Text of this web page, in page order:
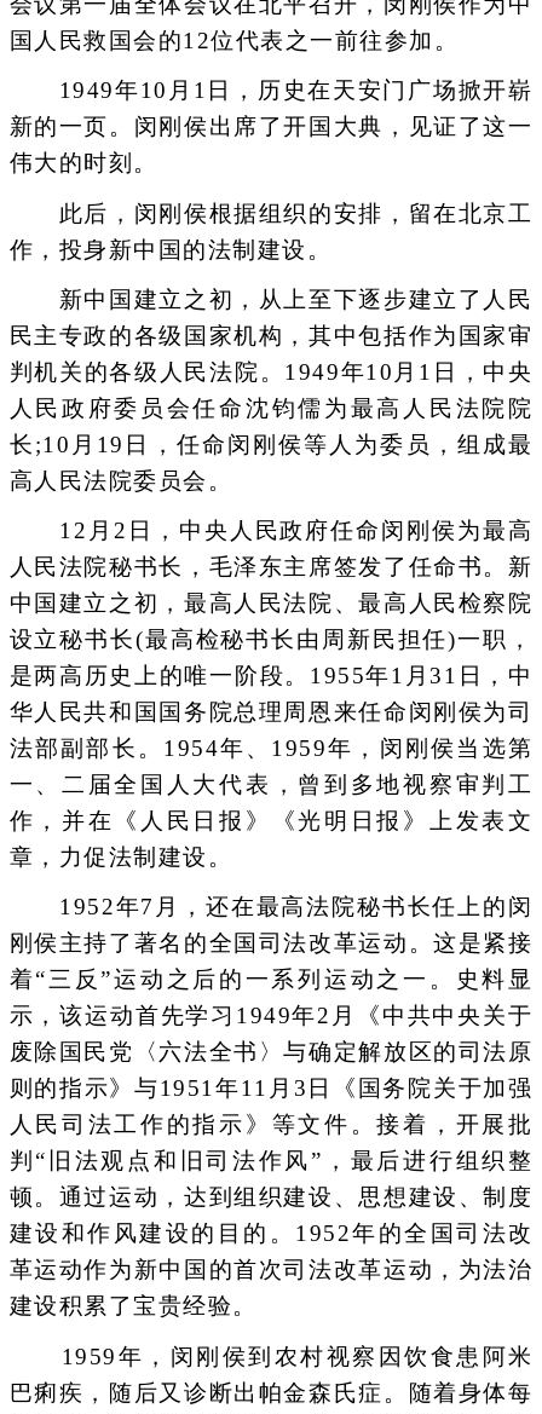
国人民救国会的12位代表之一前往参加。
1949年10月1日，历史在天安门广场掀开崭
新的一页。闵刚侯出席了开国大典，见证了这一
伟大的时刻。
此后，闵刚侯根据组织的安排，留在北京工
作，投身新中国的法制建设。
新中国建立之初，从上至下逐步建立了人民
民主专政的各级国家机构，其中包括作为国家审
判机关的各级人民法院。1949年10月1日，中央
人民政府委员会任命沈钧儒为最高人民法院院
长;10月19日，任命闵刚侯等人为委员，组成最
高人民法院委员会。
12月2日，中央人民政府任命闵刚侯为最高
人民法院秘书长，毛泽东主席签发了任命书。新
中国建立之初，最高人民法院、最高人民检察院
设立秘书长(最高检秘书长由周新民担任)一职，
是两高历史上的唯一阶段。1955年1月31日，中
华人民共和国国务院总理周恩来任命闵刚侯为司
法部副部长。1954年、1959年，闵刚侯当选第
一、二届全国人大代表，曾到多地视察审判工
作，并在《人民日报》《光明日报》上发表文
章，力促法制建设。
1952年7月，还在最高法院秘书长任上的闵
刚侯主持了著名的全国司法改革运动。这是紧接
着“三反”运动之后的一系列运动之一。史料显
示，该运动首先学习1949年2月《中共中央关于
废除国民党〈六法全书〉与确定解放区的司法原
则的指示》与1951年11月3日《国务院关于加强
人民司法工作的指示》等文件。接着，开展批
判“旧法观点和旧司法作风”，最后进行组织整
顿。通过运动，达到组织建设、思想建设、制度
建设和作风建设的目的。1952年的全国司法改
革运动作为新中国的首次司法改革运动，为法治
建设积累了宝贵经验。
1959年，闵刚侯到农村视察因饮食患阿米
巴痢疾，随后又诊断出帕金森氏症。随着身体每